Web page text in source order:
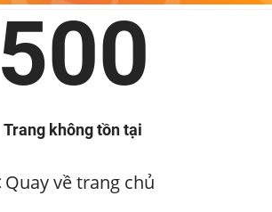
500
Trang không tồn tại
Quay về trang chủ